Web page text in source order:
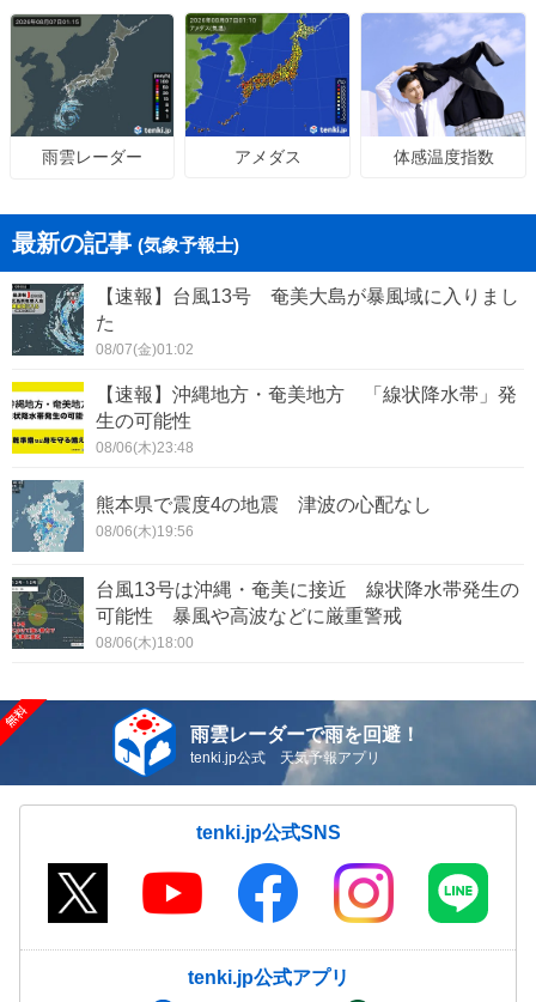
雨雲レーダー アメダス 体感温度指数
最新の記事 (気象予報士)
【速報】台風13号 奄美大島が暴風域に入りまし
た
08/07(金)01:02
【速報】沖縄地方・奄美地方 「線状降水帯」発
生の可能性
08/06(木)23:48
熊本県で震度4の地震 津波の心配なし
08/06(木)19:56
台風13号は沖縄・奄美に接近 線状降水帯発生の
可能性 暴風や高波などに厳重警戒
08/06(木)18:00
雨雲レーダーで雨を回避！
tenki.jp公式 天気予報アプリ
tenki.jp公式SNS
tenki.jp公式アプリ